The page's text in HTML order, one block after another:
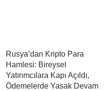
Rusya’dan Kripto Para
Hamlesi: Bireysel
Yatırımcılara Kapı Açıldı,
Ödemelerde Yasak Devam